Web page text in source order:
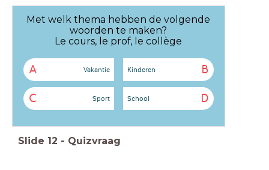
Met welk thema hebben de volgende
woorden te maken?
Le cours, le prof, le collège
A Vakantie B
Kinderen
C Sport D
School
Slide 12 - Quizvraag